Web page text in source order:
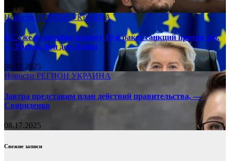
08.17.2025
НовостиРЕГИОНУКРАИНА
ЕС уже в сентябре примет 19-й ракет санкций против рф,
— Урсула фон дер Ляйен
08.17.2025
Новости РЕГИОН УКРАИНА
Завтра представим план действий правительства, —
Свириденко
08.17.2025
Свежие записи